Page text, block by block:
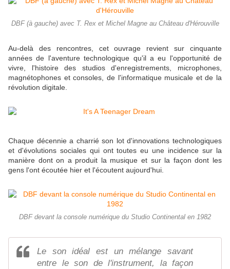
DBF (à gauche) avec T. Rex et Michel Magne au Château d'Hérouville
Au-delà des rencontres, cet ouvrage revient sur cinquante
années de l'aventure technologique qu'il a eu l'opportunité de
vivre, l'histoire des studios d'enregistrements, microphones,
magnétophones et consoles, de l'informatique musicale et de la
révolution digitale.
Chaque décennie a charrié son lot d'innovations technologiques
et d'évolutions sociales qui ont toutes eu une incidence sur la
manière dont on a produit la musique et sur la façon dont les
gens l'ont écoutée hier et l'écoutent aujourd'hui.
DBF devant la console numérique du Studio Continental en 1982
Le son idéal est un mélange savant
entre le son de l'instrument, la façon